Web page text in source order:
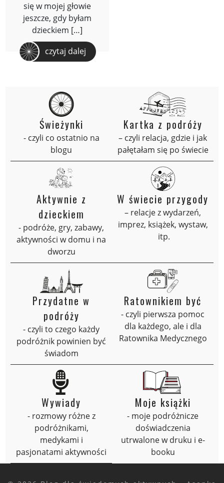
się w mojej głowie
jeszcze, gdy byłam
dzieckiem […]
czytaj dalej
Świeżynki
- czyli co ostatnio na
blogu
Kartka z podróży
– czyli relacja, gdzie i jak
pałętałam się po świecie
Aktywnie z
dzieckiem
- podróże, gry, zabawy,
aktywności w domu i na
dworzu
W świecie przygody
– relacje z wydarzeń,
imprez, książek, wystaw,
itp.
Przydatne w
podróży
- czyli to czego każdy
podróżnik powinien być
świadom
Ratownikiem być
- czyli pierwsza pomoc
dla każdego, ale i dla
Ratownika Medycznego
Wywiady
- rozmowy różne z
podróżnikami,
medykami i
pasjonatami aktywności
Moje książki
- moje podróżnicze
doświadczenia
utrwalone w druku i e-
booku